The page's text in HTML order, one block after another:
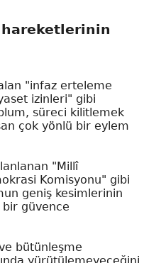
"infaz erteleme
izinleri" gibi
süreci kilitlemek
çok yönlü bir eylem
"Millî
Komisyonu" gibi
geniş kesimlerinin
bir güvence
bütünleşme